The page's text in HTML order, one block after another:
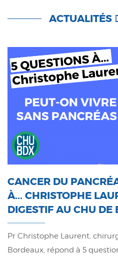
ACTUALITÉS
CANCER DU
À... CHRISTOPHE
DIGESTIF AU CHU DE
Pr Christophe Laurent,
Bordeaux, répond à 5